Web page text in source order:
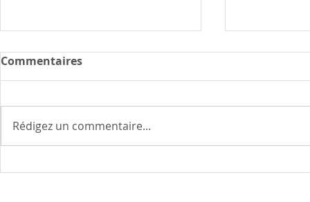
Premier soupir, la fin du
Commentaires
Rédigez un commentaire...